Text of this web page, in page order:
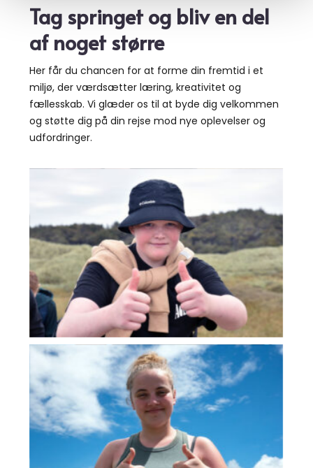
Tag springet og bliv en del
af noget større
Her får du chancen for at forme din fremtid i et
miljø, der værdsætter læring, kreativitet og
fællesskab. Vi glæder os til at byde dig velkommen
og støtte dig på din rejse mod nye oplevelser og
udfordringer.